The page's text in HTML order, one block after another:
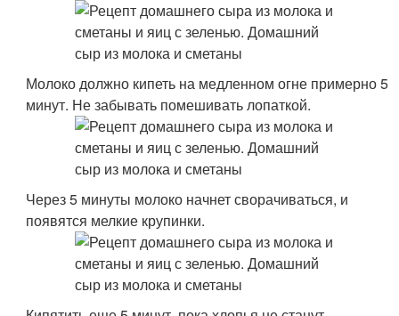
Молоко должно кипеть на медленном огне примерно 5
минут. Не забывать помешивать лопаткой.
Через 5 минуты молоко начнет сворачиваться, и
появятся мелкие крупинки.